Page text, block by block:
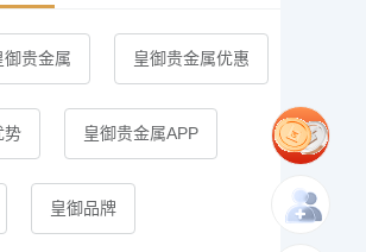
御贵金属 皇御贵金属优惠
势 皇御贵金属APP
皇御品牌